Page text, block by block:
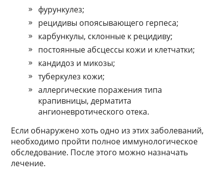
фурункулез;
рецидивы опоясывающего герпеса;
карбункулы, склонные к рецидиву;
постоянные абсцессы кожи и клетчатки;
кандидоз и микозы;
туберкулез кожи;
аллергические поражения типа
крапивницы, дерматита
ангионевротического отека.
Если обнаружено хоть одно из этих заболеваний,
необходимо пройти полное иммунологическое
обследование. После этого можно назначать
лечение.